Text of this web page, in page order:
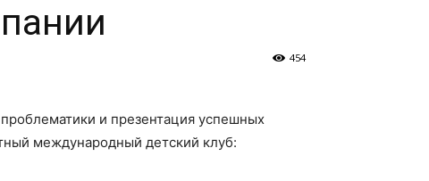
454
и презентация успешных
международный детский клуб: